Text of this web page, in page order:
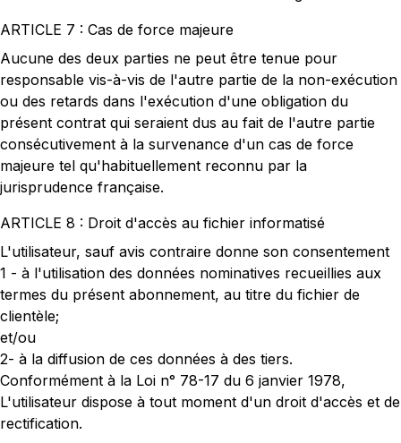
ARTICLE 7 : Cas de force majeure
Aucune des deux parties ne peut être tenue pour
responsable vis-à-vis de l'autre partie de la non-exécution
ou des retards dans l'exécution d'une obligation du
présent contrat qui seraient dus au fait de l'autre partie
consécutivement à la survenance d'un cas de force
majeure tel qu'habituellement reconnu par la
jurisprudence française.
ARTICLE 8 : Droit d'accès au fichier informatisé
L'utilisateur, sauf avis contraire donne son consentement
1 - à l'utilisation des données nominatives recueillies aux
termes du présent abonnement, au titre du fichier de
clientèle;
et/ou
2- à la diffusion de ces données à des tiers.
Conformément à la Loi n° 78-17 du 6 janvier 1978,
L'utilisateur dispose à tout moment d'un droit d'accès et de
rectification.